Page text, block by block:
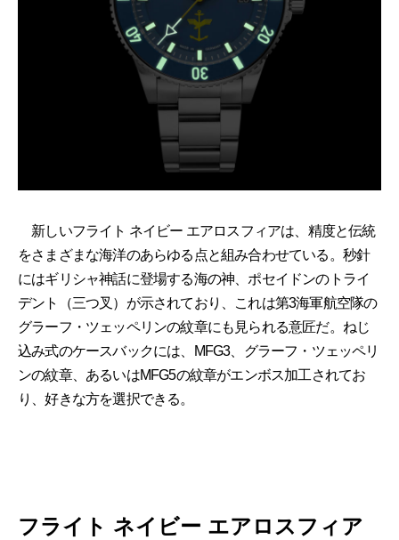
新しいフライト ネイビー エアロスフィアは、精度と伝統
をさまざまな海洋のあらゆる点と組み合わせている。秒針
にはギリシャ神話に登場する海の神、ポセイドンのトライ
デント（三つ叉）が示されており、これは第3海軍航空隊の
グラーフ・ツェッペリンの紋章にも見られる意匠だ。ねじ
込み式のケースバックには、MFG3、グラーフ・ツェッペリ
ンの紋章、あるいはMFG5の紋章がエンボス加工されてお
り、好きな方を選択できる。
フライト ネイビー エアロスフィア